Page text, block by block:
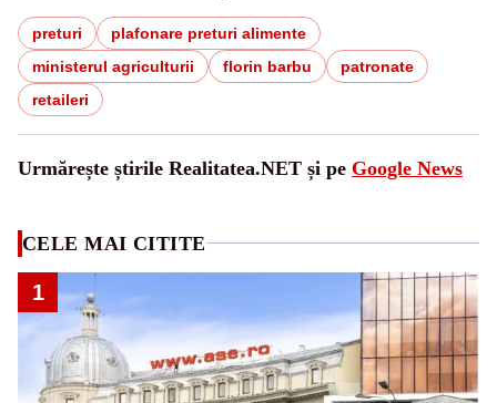
preturi
plafonare preturi alimente
ministerul agriculturii
florin barbu
patronate
retaileri
Urmărește știrile Realitatea.NET și pe Google News
CELE MAI CITITE
1